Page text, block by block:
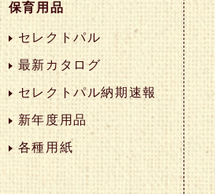
保育用品
セレクトパル
最新カタログ
セレクトパル納期速報
新年度用品
各種用紙